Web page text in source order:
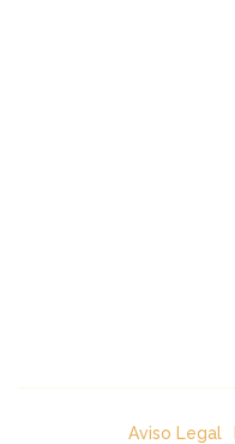
Aviso Legal